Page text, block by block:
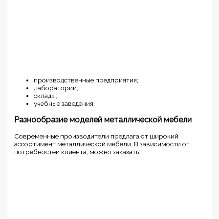
производственные предприятия;
лаборатории;
склады;
учебные заведения.
Разнообразие моделей металлической мебели
Современные производители предлагают широкий
ассортимент металлической мебели. В зависимости от
потребностей клиента, можно заказать: